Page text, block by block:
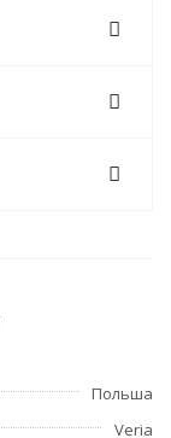
Польша
Veria